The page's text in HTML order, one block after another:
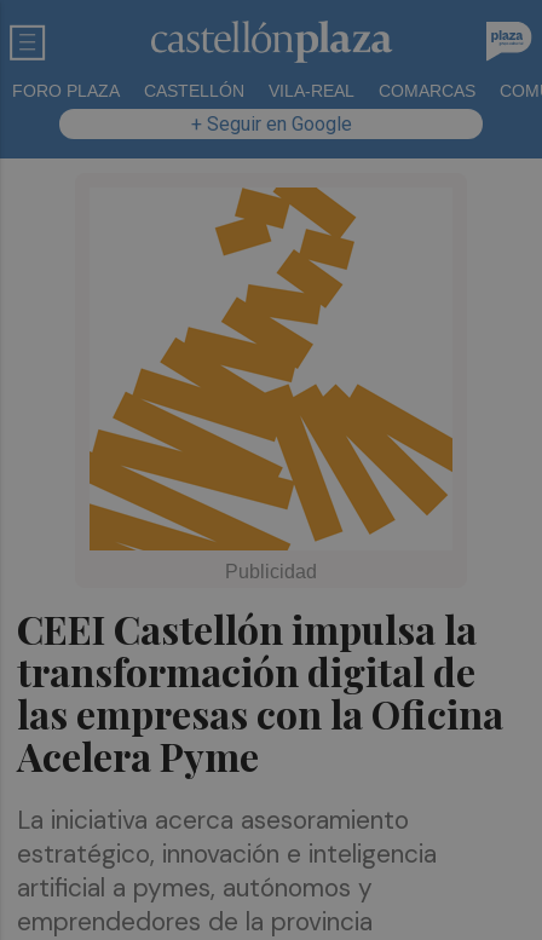
FORO PLAZA CASTELLÓN VILA-REAL COMARCAS
+ Seguir en Google
CEEI Castellón impulsa la
transformación digital de
las empresas con la Oficina
Acelera Pyme
La iniciativa acerca asesoramiento
estratégico, innovación e inteligencia
artificial a pymes, autónomos y
emprendedores de la provincia